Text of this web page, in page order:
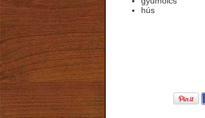
hús